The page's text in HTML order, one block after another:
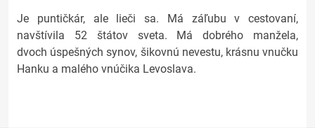
Je puntičkár, ale lieči sa. Má záľubu v cestovaní,
navštívila 52 štátov sveta. Má dobrého manžela,
dvoch úspešných synov, šikovnú nevestu, krásnu vnučku
Hanku a malého vnúčika Levoslava.